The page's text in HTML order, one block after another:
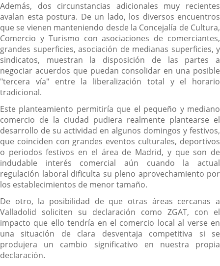
Además, dos circunstancias adicionales muy recientes
avalan esta postura. De un lado, los diversos encuentros
que se vienen manteniendo desde la Concejalía de Cultura,
Comercio y Turismo con asociaciones de comerciantes,
grandes superficies, asociación de medianas superficies, y
sindicatos, muestran la disposición de las partes a
negociar acuerdos que puedan consolidar en una posible
"tercera vía" entre la liberalización total y el horario
tradicional.
Este planteamiento permitiría que el pequeño y mediano
comercio de la ciudad pudiera realmente plantearse el
desarrollo de su actividad en algunos domingos y festivos,
que coinciden con grandes eventos culturales, deportivos
o periodos festivos en el área de Madrid, y que son de
indudable interés comercial aún cuando la actual
regulación laboral dificulta su pleno aprovechamiento por
los establecimientos de menor tamaño.
De otro, la posibilidad de que otras áreas cercanas a
Valladolid soliciten su declaración como ZGAT, con el
impacto que ello tendría en el comercio local al verse en
una situación de clara desventaja competitiva si se
produjera un cambio significativo en nuestra propia
declaración.